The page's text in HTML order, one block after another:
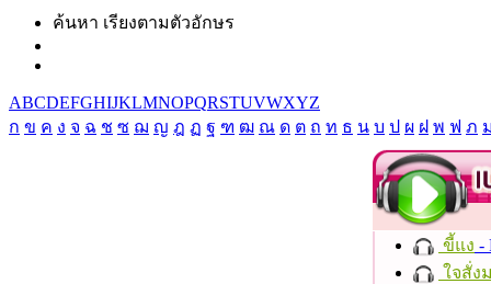
ค้นหา เรียงตามตัวอักษร
ABCDEFGHIJKLMNOPQRSTUVWXYZ
ก ข ค ง จ ฉ ช ซ ฌ ญ ฎ ฏ ฐ ฑ ฒ ณ ด ต ถ ท ธ น บ ป ผ ฝ พ ฟ ภ
ขี้แง -
ใจสั่ง